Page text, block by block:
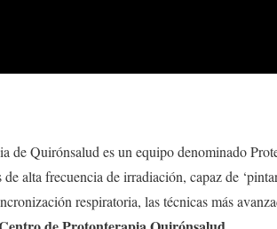
de Quirónsalud es un equipo denominado
alta frecuencia de irradiación, capaz de
respiratoria, las técnicas más